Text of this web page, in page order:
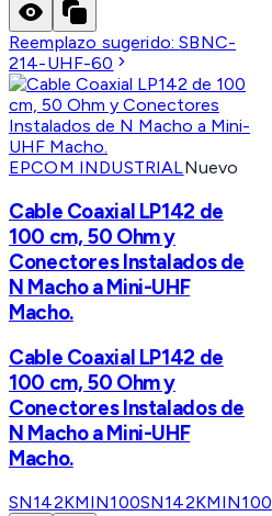
Reemplazo sugerido:SBNC-
214-UHF-60
EPCOM INDUSTRIALNuevo
Cable Coaxial LP142 de
100 cm, 50 Ohm y
Conectores Instalados de
N Macho a Mini-UHF
Macho.
Cable Coaxial LP142 de
100 cm, 50 Ohm y
Conectores Instalados de
N Macho a Mini-UHF
Macho.
SN142KMIN100SN142KMIN100